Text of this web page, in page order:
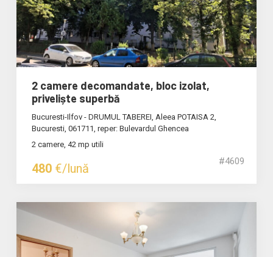
2 camere decomandate, bloc izolat,
priveliște superbă
Bucuresti-Ilfov - DRUMUL TABEREI, Aleea POTAISA 2,
Bucuresti, 061711, reper: Bulevardul Ghencea
2 camere, 42 mp utili
480 €/lună #4609